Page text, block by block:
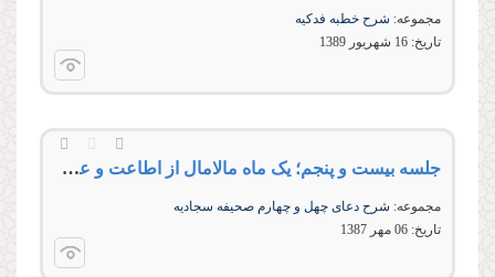
مجموعه: شرح خطبه فدکیه
تاریخ: 16 شهريور 1389
جلسه بیست و پنجم؛ یک ماه مالامال از اطاعت و عبادت
مجموعه: شرح دعای چهل و چهارم صحیفه سجادیه
تاریخ: 06 مهر 1387